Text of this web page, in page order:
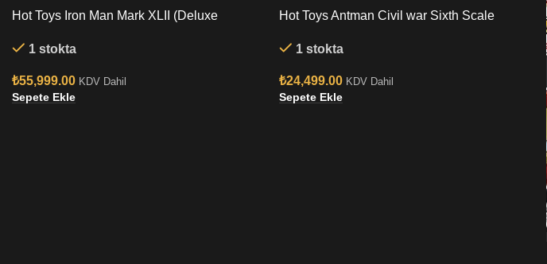
Hot Toys Iron Man Mark XLII (Deluxe
1 stokta
₺55,999.00 KDV Dahil
Sepete Ekle
Hot Toys Antman Civil war Sixth Scale
1 stokta
₺24,499.00 KDV Dahil
Sepete Ekle